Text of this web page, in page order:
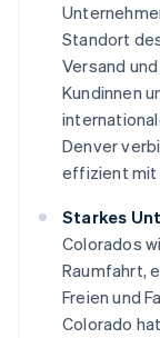
Standort
Versand
Kundinnen
Denver
effizient mit
Starkes
Colorados
Raumfahrt,
Freien und
Colorado